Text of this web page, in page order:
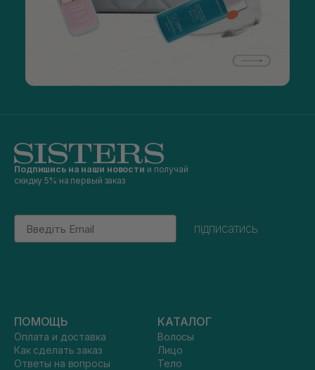
Подпишись на наши новости и получай
скидку 5% на первый заказ
Email
підписатись
ПОМОЩЬ
Оплата и доставка
Как сделать заказ
Ответы на вопросы
КАТАЛОГ
Волосы
Лицо
Тело